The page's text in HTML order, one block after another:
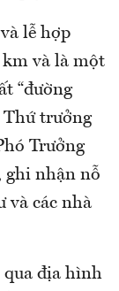
lễ hợp
và là một
“đường
Thứ trưởng
Trưởng
ghi nhận nỗ
và các nhà
qua địa hình